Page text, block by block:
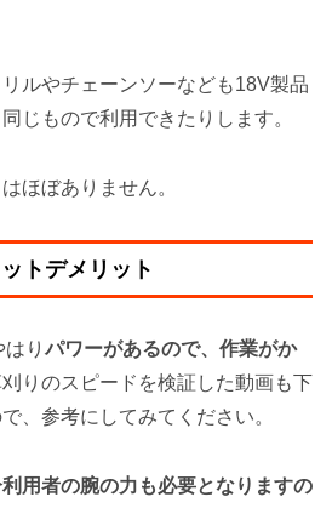
ルやチェーンソーなども18V製品
じもので利用できたりします。
ほぼありません。
トデメリット
り パワーがあるので、作業がか
りのスピードを検証した動画も下
、参考にしてみてください。
用者の腕の力も必要となりますの